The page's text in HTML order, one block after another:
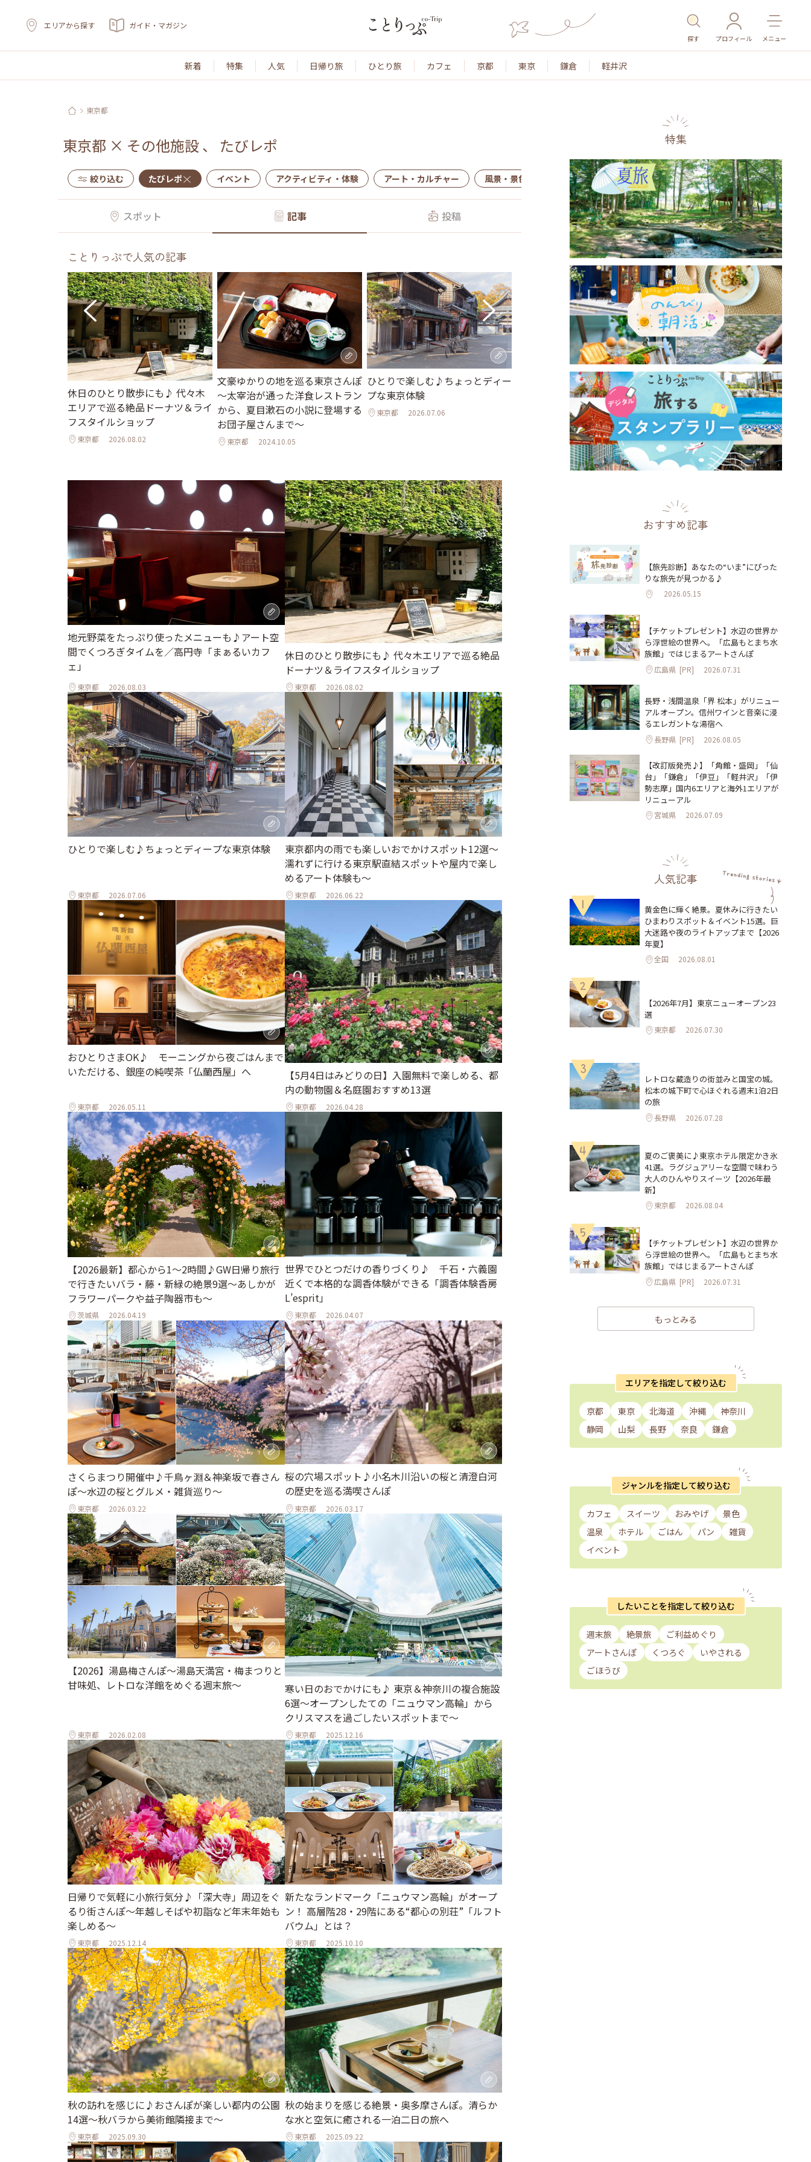
エリアから探す ガイド・マガジン
探す プロフィール メニュー
新着 特集 人気 日帰り旅 ひとり旅 カフェ 京都 東京 鎌倉 軽井沢
東京都
東京都 × その他施設、 たびレポ
絞り込む たびレポ イベント アクティビティ・体験 アート・カルチャー 風景・景色 名所・旧跡 温泉・スパ その他施設 ごはん
スポット 記事 投稿
ことりっぷで人気の記事
休日のひとり散歩にも♪ 代々木
エリアで巡る絶品ドーナツ＆ライ
フスタイルショップ
東京都 2026.08.02
文豪ゆかりの地を巡る東京さんぽ
～太宰治が通った洋食レストラン
から、夏目漱石の小説に登場する
お団子屋さんまで～
東京都 2024.10.05
ひとりで楽しむ♪ちょっとディー
プな東京体験
東京都 2026.07.06
地元野菜をたっぷり使ったメニュ
ーも♪アート空間でくつろぎタイ
ムを／高円寺「まぁるいカフェ」
2026.08.03
地元野菜をたっぷり使ったメニューも♪アート空
間でくつろぎタイムを／高円寺「まぁるいカフ
ェ」
東京都 2026.08.03
休日のひとり散歩にも♪ 代々木エリアで巡る絶品
ドーナツ＆ライフスタイルショップ
東京都 2026.08.02
ひとりで楽しむ♪ちょっとディープな東京体験
東京都 2026.07.06
東京都内の雨でも楽しいおでかけスポット12選～
濡れずに行ける東京駅直結スポットや屋内で楽し
めるアート体験も～
東京都 2026.06.22
おひとりさまOK♪ モーニングから夜ごはんまで
いただける、銀座の純喫茶「仏蘭西屋」へ
東京都 2026.05.11
【5月4日はみどりの日】入園無料で楽しめる、都
内の動物園＆名庭園おすすめ13選
東京都 2026.04.28
【2026最新】都心から1～2時間♪GW日帰り旅行
で行きたいバラ・藤・新緑の絶景9選～あしかが
フラワーパークや益子陶器市も～
茨城県 2026.04.19
世界でひとつだけの香りづくり♪ 千石・六義園
近くで本格的な調香体験ができる「調香体験香房
L’esprit」
東京都 2026.04.07
さくらまつり開催中♪千鳥ヶ淵＆神楽坂で春さん
ぽ〜水辺の桜とグルメ・雑貨巡り〜
東京都 2026.03.22
桜の穴場スポット♪小名木川沿いの桜と清澄白河
の歴史を巡る満喫さんぽ
東京都 2026.03.17
【2026】湯島梅さんぽ～湯島天満宮・梅まつりと
甘味処、レトロな洋館をめぐる週末旅～
東京都 2026.02.08
寒い日のおでかけにも♪ 東京＆神奈川の複合施設
6選～オープンしたての「ニュウマン高輪」から
クリスマスを過ごしたいスポットまで～
東京都 2025.12.16
日帰りで気軽に小旅行気分♪「深大寺」周辺をぐ
るり街さんぽ～年越しそばや初詣など年末年始も
楽しめる～
東京都 2025.12.14
新たなランドマーク「ニュウマン高輪」がオープ
ン！ 高層階28・29階にある“都心の別荘”「ルフト
バウム」とは？
東京都 2025.10.10
秋の訪れを感じに♪おさんぽが楽しい都内の公園
14選～秋バラから美術館隣接まで～
東京都 2025.09.30
秋の始まりを感じる絶景・奥多摩さんぽ。清らか
な水と空気に癒される一泊二日の旅へ
東京都 2025.09.22
特集
おすすめ記事
【旅先診断】あなたの“いま”にぴった
りな旅先が見つかる♪
2026.05.15
【チケットプレゼント】水辺の世界か
ら浮世絵の世界へ。「広島もとまち水
族館」ではじまるアートさんぽ
広島県 [PR] 2026.07.31
長野・浅間温泉「界 松本」がリニュー
アルオープン。信州ワインと音楽に浸
るエレガントな湯宿へ
長野県 [PR] 2026.08.05
【改訂版発売♪】「角館・盛岡」「仙
台」「鎌倉」「伊豆」「軽井沢」「伊
勢志摩」国内6エリアと海外1エリアが
リニューアル
宮城県 2026.07.09
人気記事
1
黄金色に輝く絶景。夏休みに行きたい
ひまわりスポット＆イベント15選。巨
大迷路や夜のライトアップまで【2026
年夏】
全国 2026.08.01
2
【2026年7月】東京ニューオープン23
選
東京都 2026.07.30
3
レトロな蔵造りの街並みと国宝の城。
松本の城下町で心ほぐれる週末1泊2日
の旅
長野県 2026.07.28
4
夏のご褒美に♪東京ホテル限定かき氷
41選。ラグジュアリーな空間で味わう
大人のひんやりスイーツ【2026年最
新】
東京都 2026.08.04
5
【チケットプレゼント】水辺の世界か
ら浮世絵の世界へ。「広島もとまち水
族館」ではじまるアートさんぽ
広島県 [PR] 2026.07.31
もっとみる
エリアを指定して絞り込む
京都 東京 北海道 沖縄
神奈川
静岡
山梨 長野 奈良 鎌倉
ジャンルを指定して絞り込む
カフェ スイーツ おみやげ
景色
温泉
ホテル ごはん パン
雑貨
イベント
したいことを指定して絞り込む
週末旅 絶景旅
ご利益めぐり
アートさんぽ
くつろぐ
いやされる
ごほうび